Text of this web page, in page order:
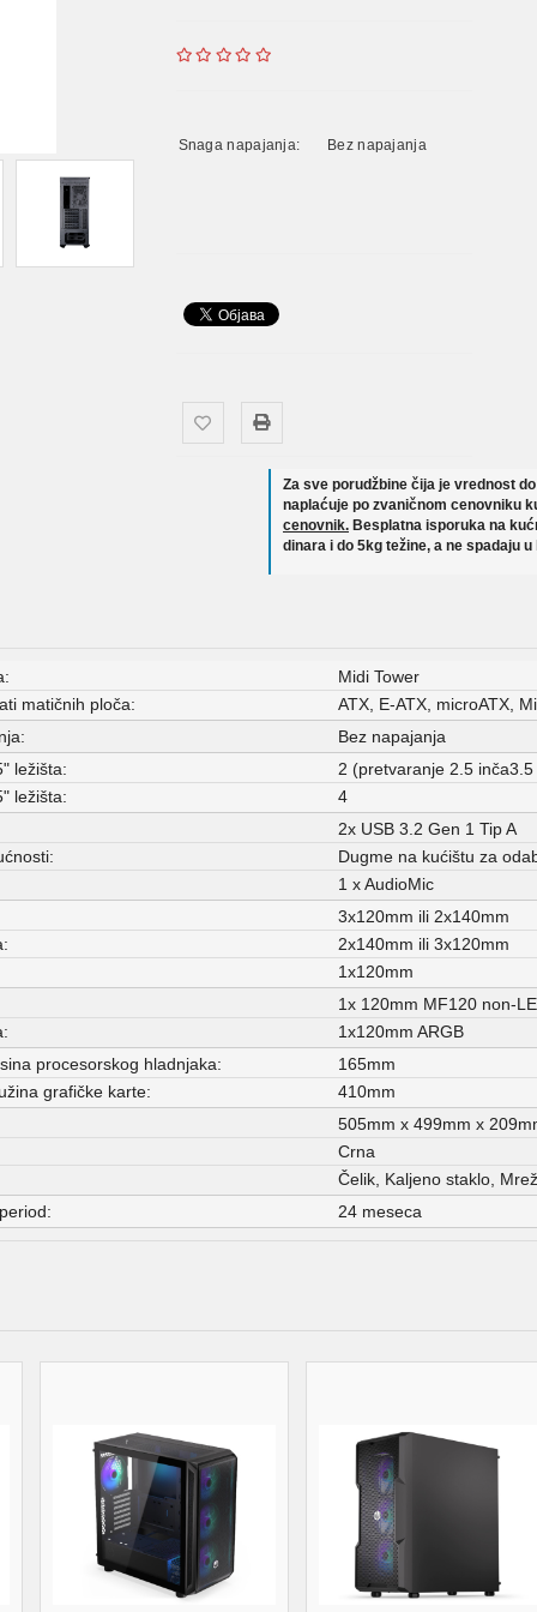
Snaga napajanja: Bez napajanja
Za sve porudžbine čija je vrednost
naplaćuje po zvaničnom cenovniku
cenovnik. Besplatna isporuka na
dinara i do 5kg težine, a ne spadaju
Midi Tower
matičnih ploča:
ATX, E-ATX, microATX,
Bez napajanja
ležišta:
2 (pretvaranje 2.5
ležišta:
4
2x USB 3.2 Gen 1 Tip A
Dugme na kućištu za
1 x AudioMic
3x120mm ili 2x140mm
2x140mm ili 3x120mm
1x120mm
1x 120mm MF120 non-
1x120mm ARGB
procesorskog hladnjaka:
165mm
grafičke karte:
410mm
505mm x 499mm x
Crna
Čelik, Kaljeno staklo,
24 meseca